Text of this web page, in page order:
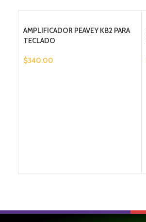
AMPLIFICADOR PEAVEY KB2 PARA
TECLADO
$340.00